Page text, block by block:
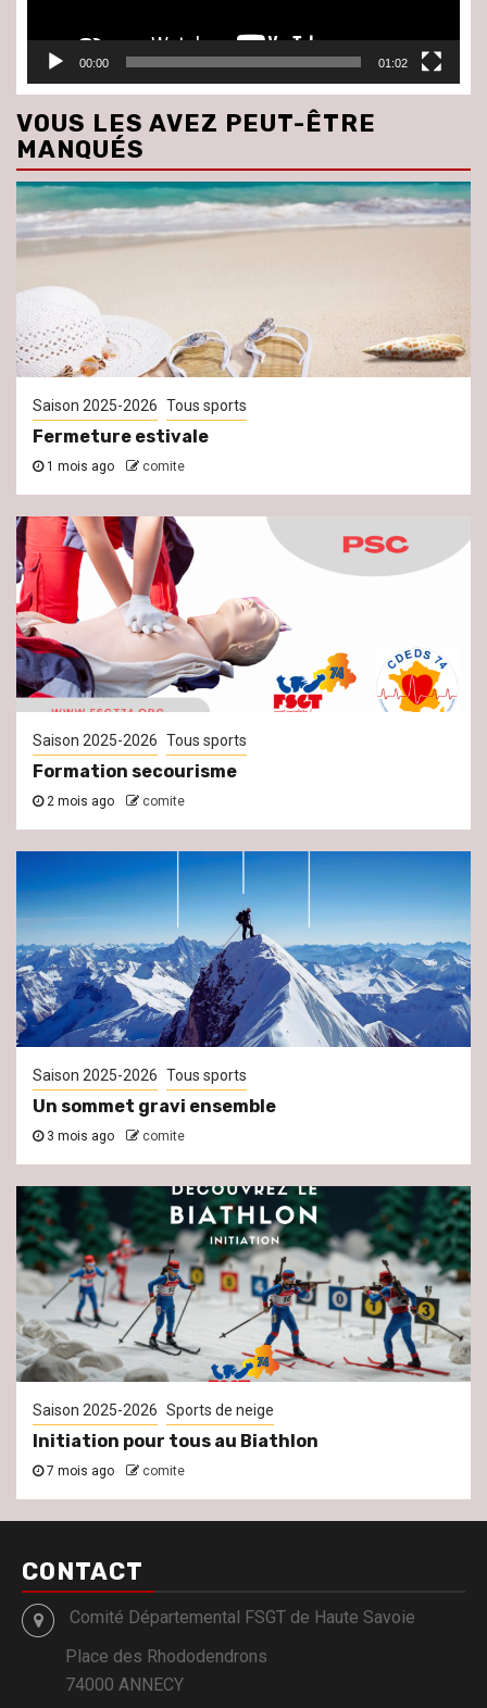
00:00 01:02
VOUS LES AVEZ PEUT-ÊTRE
MANQUÉS
Saison 2025-2026 Tous sports
Fermeture estivale
1 mois ago comite
Saison 2025-2026 Tous sports
Formation secourisme
2 mois ago comite
Saison 2025-2026 Tous sports
Un sommet gravi ensemble
3 mois ago comite
Saison 2025-2026 Sports de neige
Initiation pour tous au Biathlon
7 mois ago comite
CONTACT
Comité Départemental FSGT de Haute Savoie
Place des Rhododendrons
74000 ANNECY